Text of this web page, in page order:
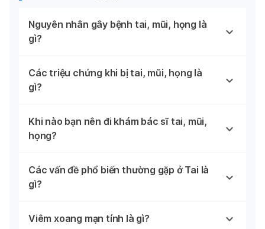
Nguyên nhân gây bệnh tai, mũi, họng là
gì?
Các triệu chứng khi bị tai, mũi, họng là
gì?
Khi nào bạn nên đi khám bác sĩ tai, mũi,
họng?
Các vấn đề phổ biến thường gặp ở Tai là
gì?
Viêm xoang mạn tính là gì?